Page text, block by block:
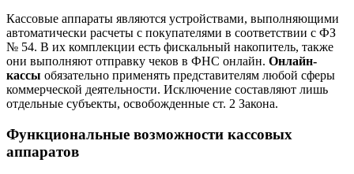
Кассовые аппараты являются устройствами, выполняющими
автоматически расчеты с покупателями в соответствии с ФЗ
№ 54. В их комплекции есть фискальный накопитель, также
они выполняют отправку чеков в ФНС онлайн. Онлайн-
кассы обязательно применять представителям любой сферы
коммерческой деятельности. Исключение составляют лишь
отдельные субъекты, освобожденные ст. 2 Закона.
Функциональные возможности кассовых
аппаратов